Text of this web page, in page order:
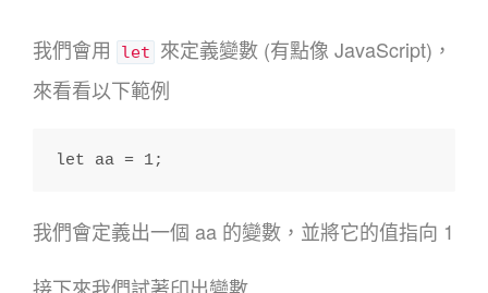
我們會用 let
來定義變數 (有點像 JavaScript)，
來看看以下範例
let aa = 1;
我們會定義出一個 aa 的變數，並將它的值指向 1